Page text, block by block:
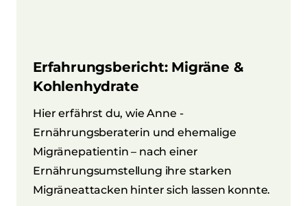
Erfahrungsbericht: Migräne &
Kohlenhydrate
Hier erfährst du, wie Anne -
Ernährungsberaterin und ehemalige
Migränepatientin – nach einer
Ernährungsumstellung ihre starken
Migräneattacken hinter sich lassen konnte.